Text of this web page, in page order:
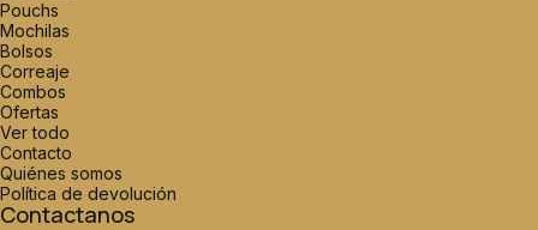
Pouchs
Mochilas
Bolsos
Correaje
Combos
Ofertas
Ver todo
Contacto
Quiénes somos
Política de devolución
Contactanos